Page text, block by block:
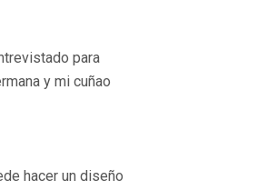
para
y mi cuñao
hacer un diseño